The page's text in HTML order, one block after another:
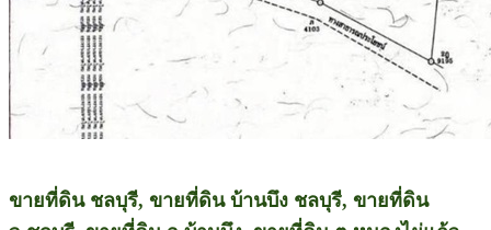
ขายที่ดิน ชลบุรี, ขายที่ดิน บ้านบึง ชลบุรี, ขายที่ดิน